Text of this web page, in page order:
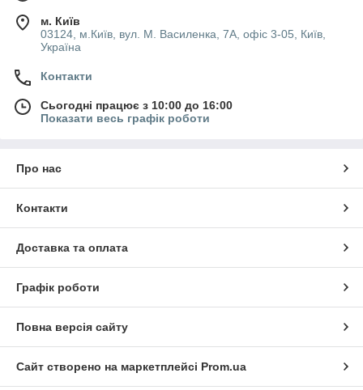
м. Київ
03124, м.Київ, вул. М. Василенка, 7А, офіс 3-05, Київ,
Україна
Контакти
Сьогодні працює з 10:00 до 16:00
Показати весь графік роботи
Про нас
Контакти
Доставка та оплата
Графік роботи
Повна версія сайту
Сайт створено на маркетплейсі Prom.ua